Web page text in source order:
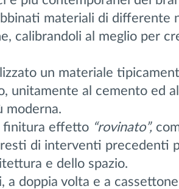
materiali di differente
calibrandoli al meglio per
un materiale
unitamente al cemento ed
moderna.
finitura effetto “rovinato”,
di interventi precedenti
e dello spazio.
doppia volta e a